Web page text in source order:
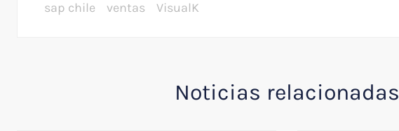
sap chile
ventas VisualK
Noticias relacionadas